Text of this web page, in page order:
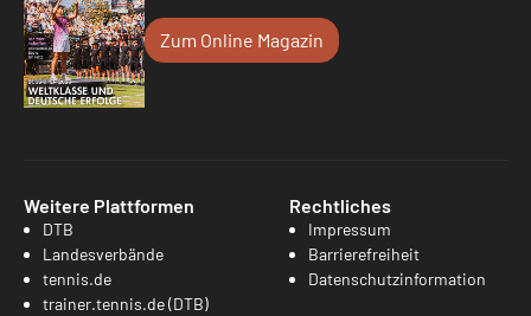
Zum Online Magazin
Weitere Plattformen
DTB
Landesverbände
tennis.de
trainer.tennis.de (DTB)
Rechtliches
Impressum
Barrierefreiheit
Datenschutzinformation